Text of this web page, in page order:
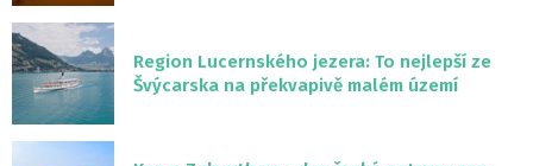
Region Lucernského jezera: To nejlepší ze
Švýcarska na překvapivě malém území